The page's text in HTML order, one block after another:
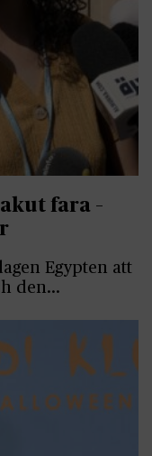
fara –
Egypten att
den…